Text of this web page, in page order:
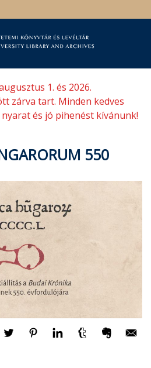
1. és 2026.
zárva tart. Minden kedves
és jó pihenést kívánunk!
550